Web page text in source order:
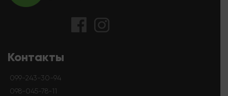
Контакты
099-243-30-94
098-045-78-11